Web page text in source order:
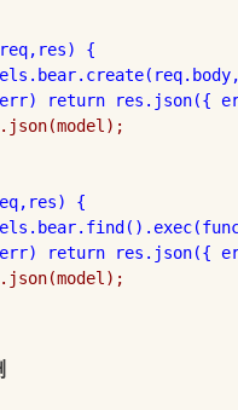
{
return res.json({
{
return res.json({